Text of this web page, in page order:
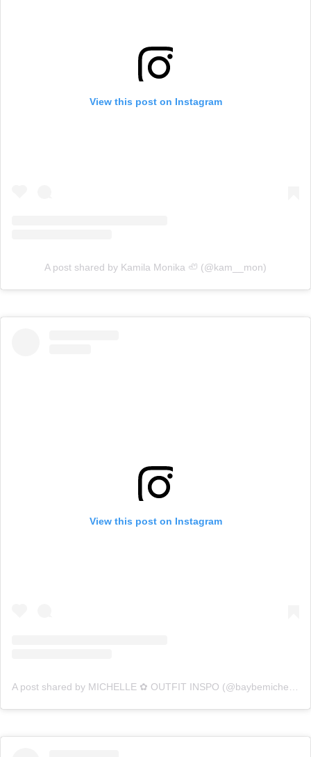
View this post on Instagram
A post shared by Kamila Monika 🦥 (@kam__mon)
View this post on Instagram